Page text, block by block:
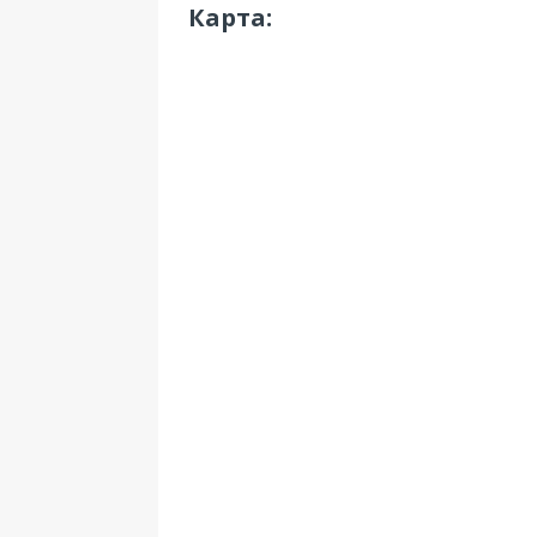
Карта: